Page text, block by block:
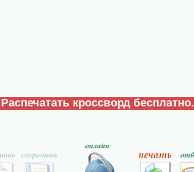
Распечатать кроссворд бесплатно.